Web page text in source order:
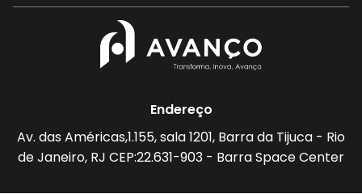
Endereço
Av. das Américas,1.155, sala 1201, Barra da Tijuca - Rio
de Janeiro, RJ CEP:22.631-903 - Barra Space Center